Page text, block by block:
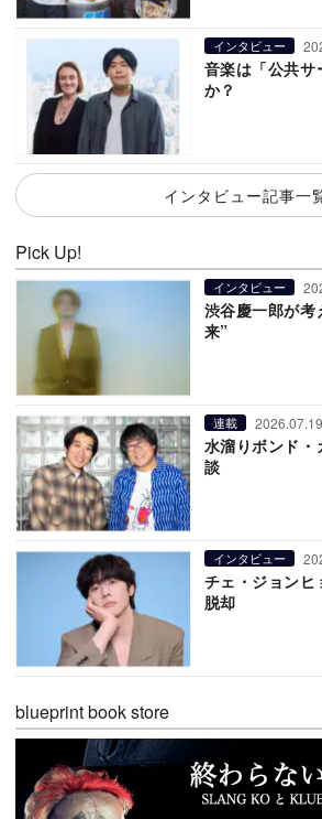
インタビュー
音楽は「公共
か？
インタビュー記事一
Pick Up!
インタビュー
渋谷慶一郎が
来”
連載 2026.07.19
水溜りボンド
談
インタビュー
チェ・ジョン
脱却
blueprint book store